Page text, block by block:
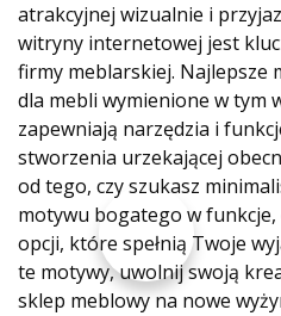
atrakcyjnej wizualnie i
witryny internetowej jest
firmy meblarskiej. Najlepsze
dla mebli wymienione w tym
zapewniają narzędzia i
stworzenia urzekającej
od tego, czy szukasz
motywu bogatego w
opcji, które spełnią Twoje
te motywy, uwolnij swoją
sklep meblowy na nowe